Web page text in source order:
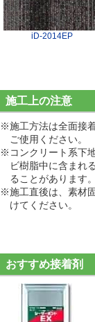
iD-2014EP
施工上の注意
※施工方法は全面接
ご使用ください。
※コンクリート系下
ビ樹脂中に含まれ
ることがあります
※施工直後は、素材
けてください。
おすすめ接着剤